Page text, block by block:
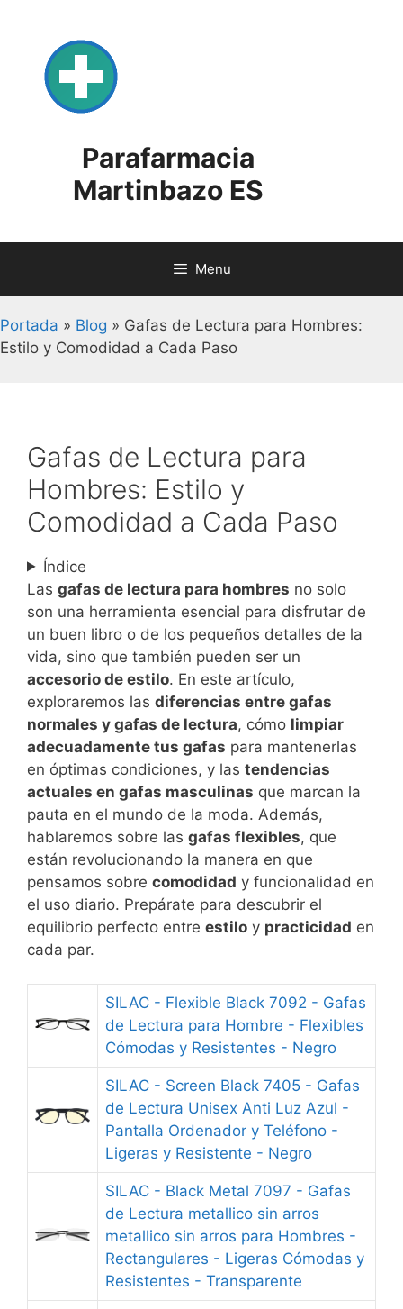
content
Parafarmacia
Martinbazo ES
Menu
Portada » Blog » Gafas de Lectura para Hombres:
Estilo y Comodidad a Cada Paso
Gafas de Lectura para
Hombres: Estilo y
Comodidad a Cada Paso
Índice
Las gafas de lectura para hombres no solo
son una herramienta esencial para disfrutar de
un buen libro o de los pequeños detalles de la
vida, sino que también pueden ser un
accesorio de estilo. En este artículo,
exploraremos las diferencias entre gafas
normales y gafas de lectura, cómo limpiar
adecuadamente tus gafas para mantenerlas
en óptimas condiciones, y las tendencias
actuales en gafas masculinas que marcan la
pauta en el mundo de la moda. Además,
hablaremos sobre las gafas flexibles, que
están revolucionando la manera en que
pensamos sobre comodidad y funcionalidad en
el uso diario. Prepárate para descubrir el
equilibrio perfecto entre estilo y practicidad en
cada par.
SILAC - Flexible Black 7092 - Gafas
de Lectura para Hombre - Flexibles
Cómodas y Resistentes - Negro
SILAC - Screen Black 7405 - Gafas
de Lectura Unisex Anti Luz Azul -
Pantalla Ordenador y Teléfono -
Ligeras y Resistente - Negro
SILAC - Black Metal 7097 - Gafas
de Lectura metallico sin arros
metallico sin arros para Hombres -
Rectangulares - Ligeras Cómodas y
Resistentes - Transparente